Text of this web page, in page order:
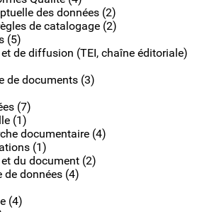
des données (2)
de catalogage (2)
(5)
de diffusion (TEI, chaîne éditoriale)
de documents (3)
(7)
(1)
documentaire (4)
(1)
du document (2)
données (4)
(4)